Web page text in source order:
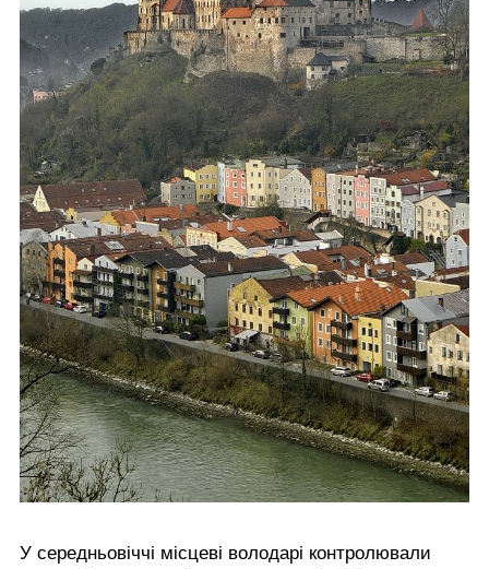
У середньовіччі місцеві володарі контролювали